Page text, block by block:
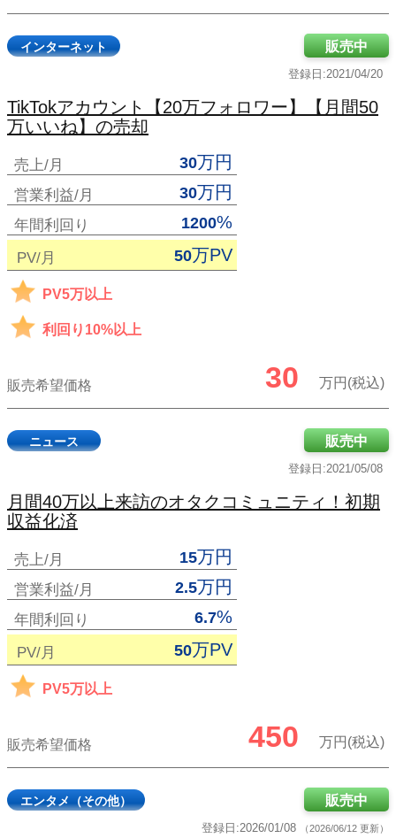
インターネット
登録日:2021/04/20
販売中
TikTokアカウント【20万フォロワー】【月間50
万いいね】の売却
売上/月 30万円
営業利益/月 30万円
年間利回り 1200%
PV/月 50万PV
PV5万以上
利回り10%以上
販売希望価格 30 万円(税込)
ニュース
登録日:2021/05/08
販売中
月間40万以上来訪のオタクコミュニティ！初期
収益化済
売上/月 15万円
営業利益/月 2.5万円
年間利回り 6.7%
PV/月 50万PV
PV5万以上
販売希望価格 450 万円(税込)
エンタメ（その他）
登録日:2026/01/08 （2026/06/12 更新）
販売中